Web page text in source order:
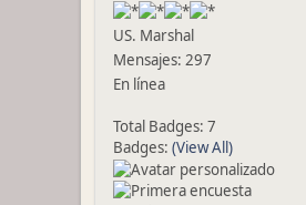
US. Marshal
Mensajes: 297
En línea
Total Badges: 7
Badges: (View All)